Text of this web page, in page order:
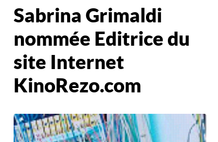
Sabrina Grimaldi
nommée Editrice du
site Internet
KinoRezo.com